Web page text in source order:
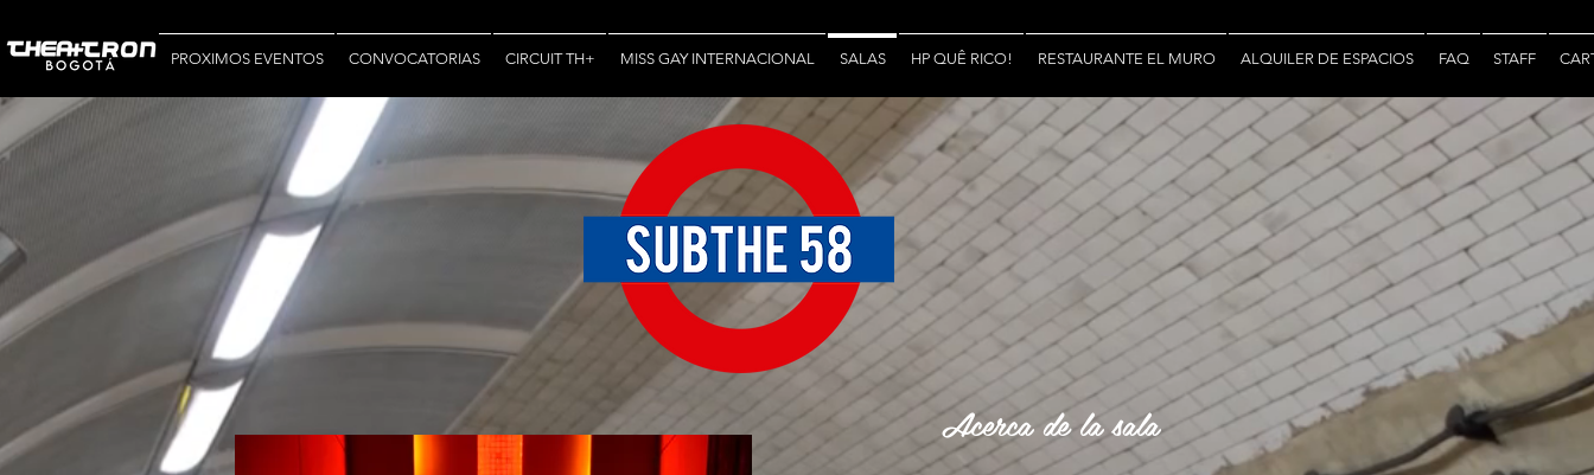
PROXIMOS EVENTOS CONVOCATORIAS CIRCUIT TH+ MISS GAY INTERNACIONAL SALAS HP QUÊ RICO! RESTAURANTE EL MURO ALQUILER DE ESPACIOS FAQ STAFF
Acerca de la sala